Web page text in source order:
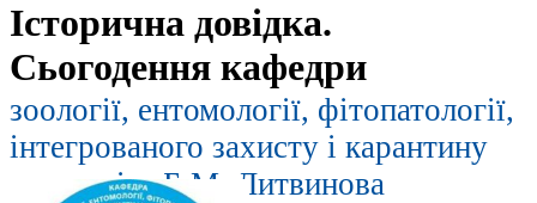
Історична довідка.
Сьогодення кафедри
зоології, ентомології, фітопатології,
інтегрованого захисту і карантину
рослин ім. Б.М. Литвинова